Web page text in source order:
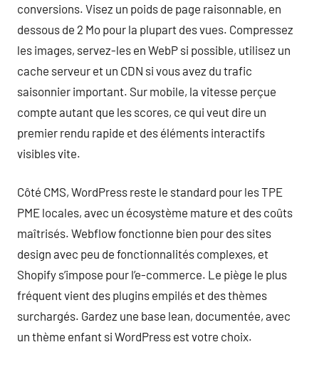
conversions. Visez un poids de page raisonnable, en
dessous de 2 Mo pour la plupart des vues. Compressez
les images, servez-les en WebP si possible, utilisez un
cache serveur et un CDN si vous avez du trafic
saisonnier important. Sur mobile, la vitesse perçue
compte autant que les scores, ce qui veut dire un
premier rendu rapide et des éléments interactifs
visibles vite.
Côté CMS, WordPress reste le standard pour les TPE
PME locales, avec un écosystème mature et des coûts
maîtrisés. Webflow fonctionne bien pour des sites
design avec peu de fonctionnalités complexes, et
Shopify s’impose pour l’e-commerce. Le piège le plus
fréquent vient des plugins empilés et des thèmes
surchargés. Gardez une base lean, documentée, avec
un thème enfant si WordPress est votre choix.